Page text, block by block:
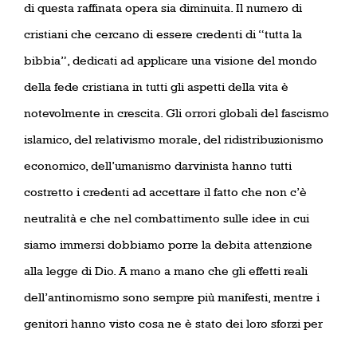
di questa raffinata opera sia diminuita. Il numero di
cristiani che cercano di essere credenti di “tutta la
bibbia”, dedicati ad applicare una visione del mondo
della fede cristiana in tutti gli aspetti della vita è
notevolmente in crescita. Gli orrori globali del fascismo
islamico, del relativismo morale, del ridistribuzionismo
economico, dell’umanismo darvinista hanno tutti
costretto i credenti ad accettare il fatto che non c’è
neutralità e che nel combattimento sulle idee in cui
siamo immersi dobbiamo porre la debita attenzione
alla legge di Dio. A mano a mano che gli effetti reali
dell’antinomismo sono sempre più manifesti, mentre i
genitori hanno visto cosa ne è stato dei loro sforzi per